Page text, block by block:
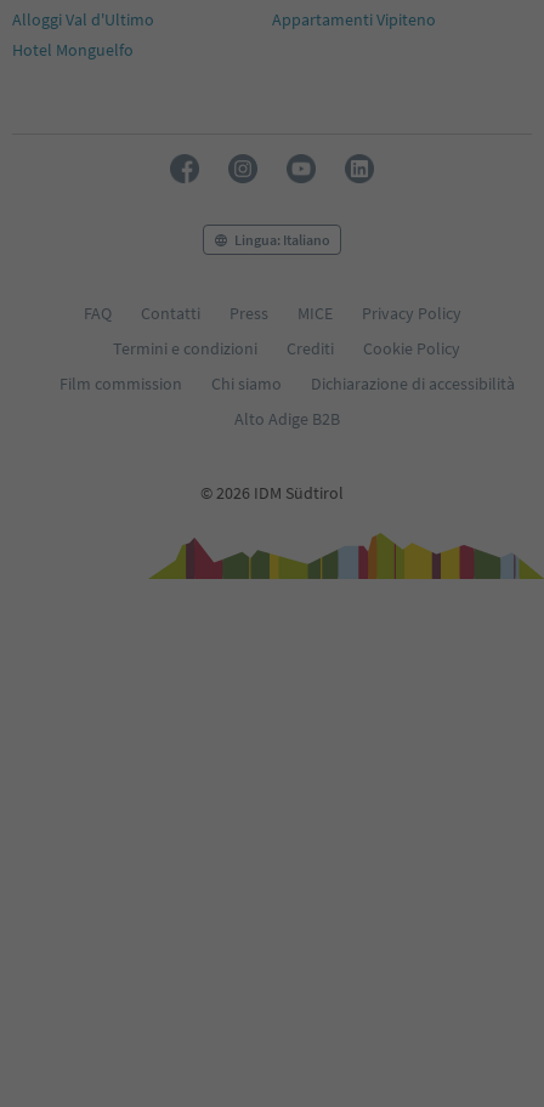
Alloggi Val d'Ultimo
Appartamenti Vipiteno
Hotel Monguelfo
Lingua: Italiano
FAQ Contatti Press MICE
Privacy Policy
Termini e condizioni
Crediti
Cookie Policy
Film commission
Chi siamo
Dichiarazione di accessibilità
Alto Adige B2B
© 2026 IDM Südtirol